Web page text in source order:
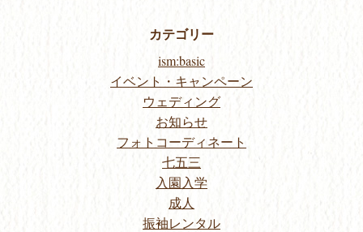
カテゴリー
ism:basic
イベント・キャンペーン
ウェディング
お知らせ
フォトコーディネート
七五三
入園入学
成人
振袖レンタル